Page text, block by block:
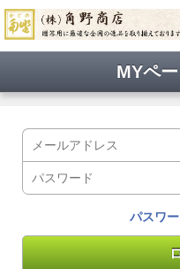
MYペ
パスワ